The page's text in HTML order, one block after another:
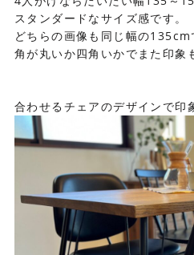
スタンダードなサイズ感です。
どちらの画像も同じ幅の135cm
角が丸いか四角いかでまた印象
合わせるチェアのデザインで印